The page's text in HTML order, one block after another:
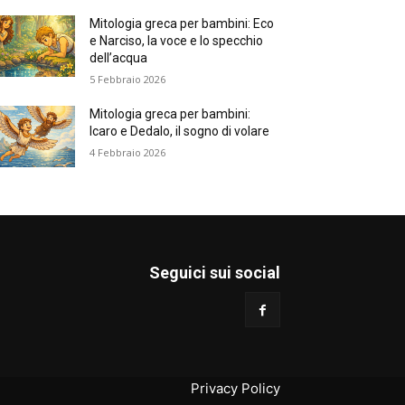
Mitologia greca per bambini: Eco
e Narciso, la voce e lo specchio
dell’acqua
5 Febbraio 2026
Mitologia greca per bambini:
Icaro e Dedalo, il sogno di volare
4 Febbraio 2026
Seguici sui social
Privacy Policy